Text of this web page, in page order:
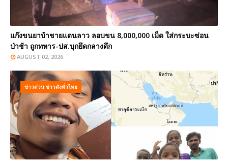
แก๊งขนยาบ้าชายแดนลาว ลอบขน 8,000,000 เม็ด ใส่กระบะซ่อน
ป่าช้า ถูกทหาร-ปส.บุกยึดกลางดึก
AUGUST 02, 2026
ข่าวด่วน ข่าวดังทั่วไทย